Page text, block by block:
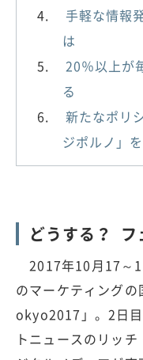
手軽な情報
は
20％以上が
る
新たなポリ
ジポルノ」
どうする？ フ
2017年10月17～
のマーケティング
okyo2017」。2日
トニュースのリッ